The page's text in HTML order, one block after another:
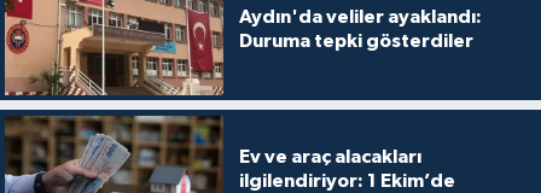
Aydın'da veliler ayaklandı:
Duruma tepki gösterdiler
Ev ve araç alacakları
ilgilendiriyor: 1 Ekim’de